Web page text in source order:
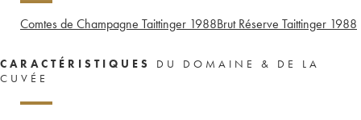
Comtes de Champagne Taittinger 1988Brut Réserve Taittinger 1988
CARACTÉRISTIQUES
DU DOMAINE & DE LA
CUVÉE